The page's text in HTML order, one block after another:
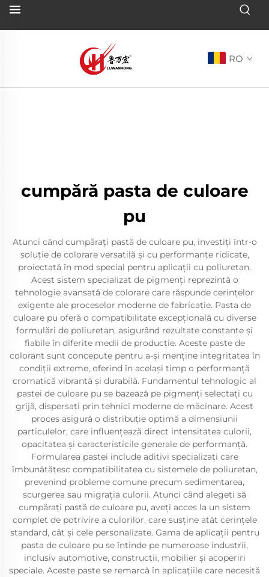
RO
cumpără pasta de culoare
pu
Atunci când cumpărați pastă de culoare pu, investiți într-o
soluție de colorare versatilă și cu performanțe ridicate,
proiectată în mod special pentru aplicații cu poliuretan.
Acest sistem specializat de pigmenți reprezintă o
tehnologie avansată de colorare care răspunde cerințelor
exigente ale proceselor moderne de fabricație. Pasta de
culoare pu oferă o compatibilitate excepțională cu diverse
formulări de poliuretan, asigurând rezultate constante și
fiabile în diferite medii de producție. Aceste paste de
colorant sunt concepute pentru a-și menține integritatea în
condiții extreme, oferind în același timp o performanță
cromatică vibrantă și durabilă. Fundamentul tehnologic al
pastei de culoare pu se bazează pe pigmenți selectați cu
grijă, dispersați prin tehnici moderne de măcinare. Acest
proces asigură o distribuție optimă a dimensiunii
particulelor, care influențează direct intensitatea culorii,
opacitatea și caracteristicile generale de performanță.
Formularea pastei include aditivi specializați care
îmbunătățesc compatibilitatea cu sistemele de poliuretan,
prevenind probleme comune precum sedimentarea,
scurgerea sau migrația culorii. Atunci când alegeți să
cumpărați pastă de culoare pu, aveți acces la un sistem
complet de potrivire a culorilor, care susține atât cerințele
standard, cât și cele personalizate. Gama de aplicații pentru
pasta de culoare pu se întinde pe numeroase industrii,
inclusiv automotive, construcții, mobilier și acoperiri
speciale. Aceste paste se remarcă în aplicațiile care necesită